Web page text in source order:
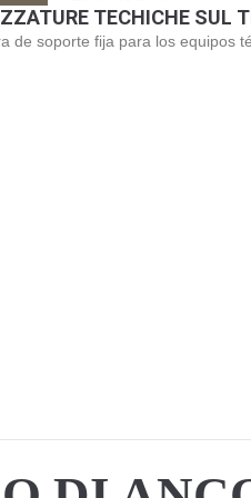
TECHICHE SUL
de soporte fija para los equipos